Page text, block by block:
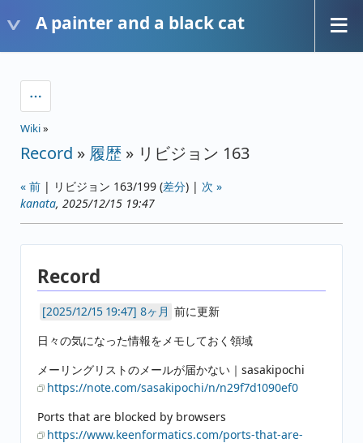
A painter and a black cat
Wiki»
Record » 履歴 » リビジョン 163
« 前 | リビジョン 163/199 (差分) | 次 »
kanata, 2025/12/15 19:47
Record
8ヶ月 前に更新
日々の気になった情報をメモしておく領域
メーリングリストのメールが届かない｜sasakipochi
https://note.com/sasakipochi/n/n29f7d1090ef0
Ports that are blocked by browsers
https://www.keenformatics.com/ports-that-are-